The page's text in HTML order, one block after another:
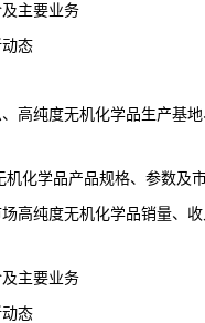
主要业务
态
纯度无机化学品生产基地
学品产品规格、参数及市
度无机化学品销量、收
主要业务
态